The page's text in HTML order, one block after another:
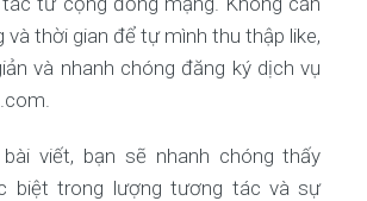
và thời gian để tự mình thu thập like,
và nhanh chóng đăng ký dịch vụ
viết, bạn sẽ nhanh chóng thấy
biệt trong lượng tương tác và sự